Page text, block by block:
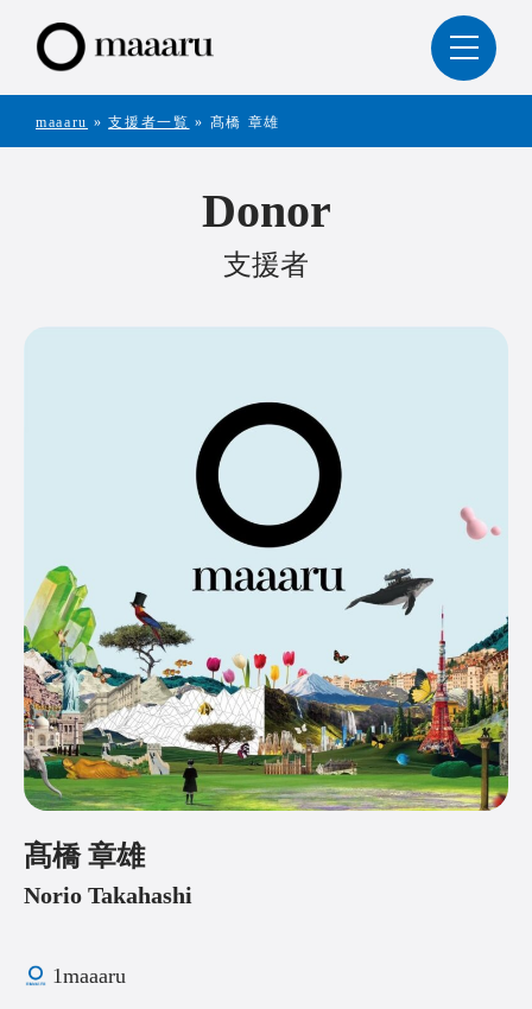
maaaru » 支援者一覧 » 髙橋 章雄
Donor
支援者
髙橋 章雄
Norio Takahashi
1maaaru